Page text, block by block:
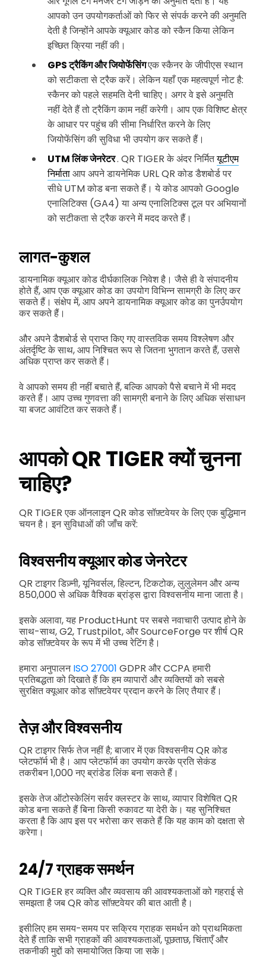
आपको उन उपयोगकर्ताओं को फिर से संपर्क करने की अनुमति
देती है जिन्होंने आपके क्यूआर कोड को स्कैन किया लेकिन
इच्छित क्रिया नहीं की।
GPS ट्रैकिंग और जियोफेंसिंगएक स्कैनर के जीपीएस स्थान
को सटीकता से ट्रैक करें। लेकिन यहाँ एक महत्वपूर्ण नोट है:
स्कैनर को पहले सहमति देनी चाहिए। अगर वे इसे अनुमति
नहीं देते हैं तो ट्रैकिंग काम नहीं करेगी। आप एक विशिष्ट क्षेत्र
के आधार पर पहुंच की सीमा निर्धारित करने के लिए
जियोफेंसिंग की सुविधा भी उपयोग कर सकते हैं।
UTM लिंक जेनरेटर. QR TIGER के अंदर निर्मितयूटीएम
निर्माताआप अपने डायनेमिक URL QR कोड डैशबोर्ड पर
सीधे UTM कोड बना सकते हैं। ये कोड आपको Google
एनालिटिक्स (GA4) या अन्य एनालिटिक्स टूल पर अभियानों
को सटीकता से ट्रैक करने में मदद करते हैं।
लागत-कुशल
डायनामिक क्यूआर कोड दीर्घकालिक निवेश है। जैसे ही वे संपादनीय
होते हैं, आप एक क्यूआर कोड का उपयोग विभिन्न सामग्री के लिए कर
सकते हैं। संक्षेप में, आप अपने डायनामिक क्यूआर कोड का पुनर्उपयोग
कर सकते हैं।
और अपने डैशबोर्ड से प्राप्त किए गए वास्तविक समय विश्लेषण और
अंतर्दृष्टि के साथ, आप निश्चित रूप से जितना भुगतान करते हैं, उससे
अधिक प्राप्त कर सकते हैं।
वे आपको समय ही नहीं बचाते हैं, बल्कि आपको पैसे बचाने में भी मदद
करते हैं। आप उच्च गुणवत्ता की सामग्री बनाने के लिए अधिक संसाधन
या बजट आवंटित कर सकते हैं।
आपको QR TIGER क्यों चुनना
चाहिए?
QR TIGER एक ऑनलाइन QR कोड सॉफ़्टवेयर के लिए एक बुद्धिमान
चयन है। इन सुविधाओं की जाँच करें:
विश्वसनीयक्यूआर कोड जेनरेटर
QR टाइगर डिज़्नी, यूनिवर्सल, हिल्टन, टिकटोक, लुलुलेमन और अन्य
850,000 से अधिक वैश्विक ब्रांड्स द्वारा विश्वसनीय माना जाता है।
इसके अलावा, यह ProductHunt पर सबसे नवाचारी उत्पाद होने के
साथ-साथ, G2, Trustpilot, और SourceForge पर शीर्ष QR
कोड सॉफ़्टवेयर के रूप में भी उच्च रेटिंग है।
हमारा अनुपालनISO 27001 GDPR और CCPA हमारी
प्रतिबद्धता को दिखाते हैं कि हम व्यापारों और व्यक्तियों को सबसे
सुरक्षित क्यूआर कोड सॉफ़्टवेयर प्रदान करने के लिए तैयार हैं।
तेज़ और विश्वसनीय
QR टाइगर सिर्फ तेज नहीं है; बाजार में एक विश्वसनीय QR कोड
प्लेटफॉर्म भी है। आप प्लेटफॉर्म का उपयोग करके प्रति सेकंड
तकरीबन 1,000 नए ब्रांडेड लिंक बना सकते हैं।
इसके तेज ऑटोस्केलिंग सर्वर क्लस्टर के साथ, व्यापार विशेषित QR
कोड बना सकते हैं बिना किसी रुकावट या देरी के। यह सुनिश्चित
करता है कि आप इस पर भरोसा कर सकते हैं कि यह काम को दक्षता से
करेगा।
24/7 ग्राहक समर्थन
QR TIGER हर व्यक्ति और व्यवसाय की आवश्यकताओं को गहराई से
समझता है जब QR कोड सॉफ़्टवेयर की बात आती है।
इसीलिए हम समय-समय पर सक्रिय ग्राहक समर्थन को प्राथमिकता
देते हैं ताकि सभी ग्राहकों की आवश्यकताओं, पूछताछ, चिंताएँ और
तकनीकी मुद्दों को समायोजित किया जा सके।